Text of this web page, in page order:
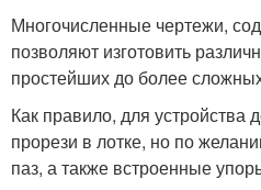
Многочисленные чертежи,
позволяют изготовить
простейших до более
Как правило, для
прорези в лотке, но по
паз, а также встроенные